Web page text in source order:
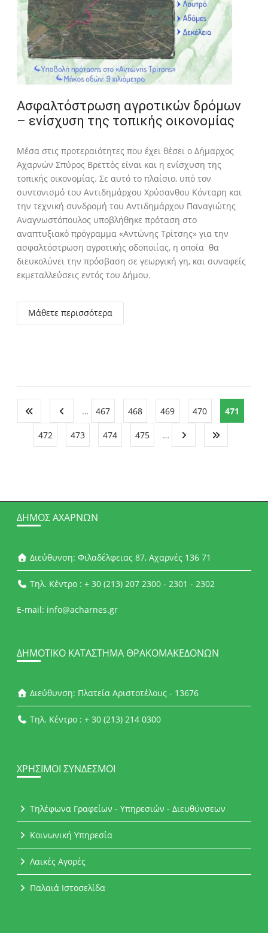
Ασφαλτόστρωση αγροτικών δρόμων
– ενίσχυση της τοπικής οικονομίας
Μέσα στις προτεραιότητες που έχει θέσει ο Δήμαρχος
Αχαρνών Σπύρος Βρεττός είναι και η ενίσχυση της
τοπικής οικονομίας. Σε αυτό το πλαίσιο, υπό τον
συντονισμό του Αντιδημάρχου Χρύσανθου Κόνταρη και
την τεχνική συνδρομή του Αντιδημάρχου Παναγιώτης
Αναγνωστόπουλος υποβλήθηκε πρόταση στο
αναπτυξιακό πρόγραμμα «Αντώνης Τρίτσης» για την
ασφαλτόστρωση αγροτικής οδοποιίας, η οποία θα
διευκολύνει την πρόσβαση σε γεωργική γη, και συναφείς
εκμεταλλεύσεις εντός του Δήμου.
Μάθετε περισσότερα
… 467 468 469 470 471
472 473 474 475 …
ΔΉΜΟΣ ΑΧΑΡΝΏΝ
Διεύθυνση: Φιλαδέλφειας 87, Αχαρνές 136 71
Τηλ. Κέντρο : + 30 (213) 207 2300 - 2301 - 2302
E-mail: info@acharnes.gr
ΔΗΜΟΤΙΚΌ ΚΑΤΆΣΤΗΜΑ ΘΡΑΚΟΜΑΚΕΔΌΝΩΝ
Διεύθυνση: Πλατεία Αριστοτέλους - 13676
Τηλ. Κέντρο : + 30 (213) 214 0300
ΧΡΉΣΙΜΟΙ ΣΎΝΔΕΣΜΟΙ
Τηλέφωνα Γραφείων - Υπηρεσιών - Διευθύνσεων
Κοινωνική Υπηρεσία
Λαικές Αγορές
Παλαιά Ιστοσελίδα